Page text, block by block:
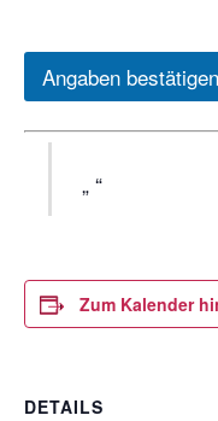
Angaben bestätigen
Zum Kalender
DETAILS